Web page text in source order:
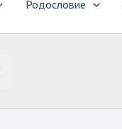
Родословие